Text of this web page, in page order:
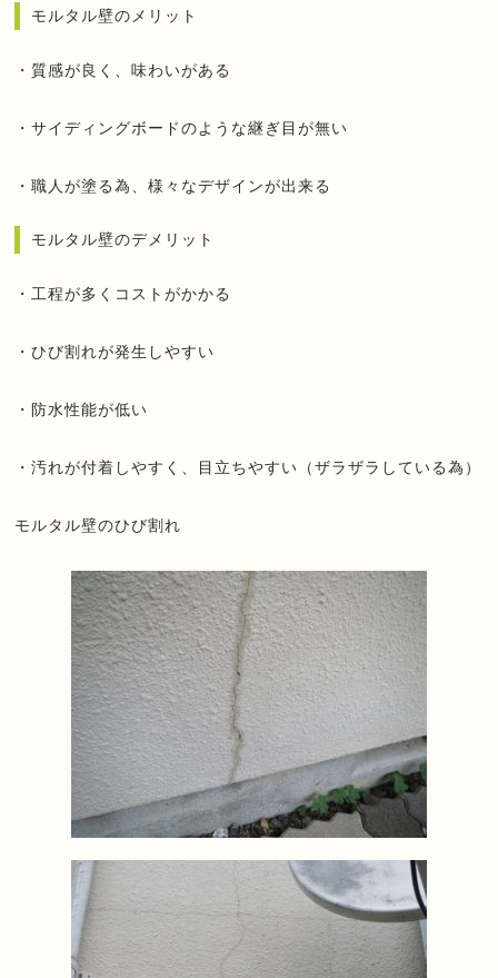
モルタル壁のメリット
・質感が良く、味わいがある
・サイディングボードのような継ぎ目が無い
・職人が塗る為、様々なデザインが出来る
モルタル壁のデメリット
・工程が多くコストがかかる
・ひび割れが発生しやすい
・防水性能が低い
・汚れが付着しやすく、目立ちやすい（ザラザラしている為）
モルタル壁のひび割れ